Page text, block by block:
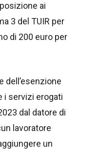
ai
3 del TUIR per
di 200 euro per
dell’esenzione
i servizi erogati
dal datore di
lavoratore
un